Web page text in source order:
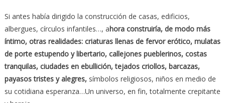
Si antes había dirigido la construcción de casas, edificios,
albergues, círculos infantiles…, ahora construiría, de modo más
íntimo, otras realidades: criaturas llenas de fervor erótico, mulatas
de porte estupendo y libertario, callejones pueblerinos, costas
tranquilas, ciudades en ebullición, tejados criollos, barcazas,
payasos tristes y alegres, símbolos religiosos, niños en medio de
su cotidiana esperanza…Un universo, en fin, totalmente crepitante